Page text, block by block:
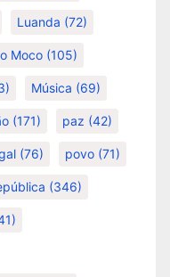
Luanda (72)
Moco (105)
Música (69)
(171) paz (42)
(76) povo (71)
(346)